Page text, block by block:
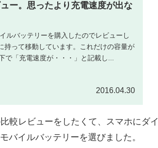
ー。思ったより充電速度が出な
ルバッテリーを購入したのでレビューし
持って移動しています。これだけの容量が
「充電速度が・・・」と記載し...
2016.04.30
較レビューをしたくて、スマホにダイ
バイルバッテリーを選びました。